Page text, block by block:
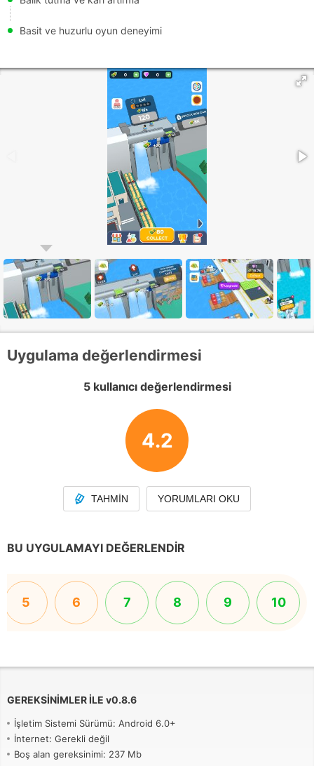
Basit ve huzurlu oyun deneyimi
Uygulama değerlendirmesi
5 kullanıcı değerlendirmesi
4.2
TAHMIN YORUMLARI OKU
BU UYGULAMAYI DEĞERLENDIR
5 6 7 8 9 10
GEREKSINIMLER ILE v0.8.6
İşletim Sistemi Sürümü: Android 6.0+
İnternet: Gerekli değil
Boş alan gereksinimi: 237 Mb